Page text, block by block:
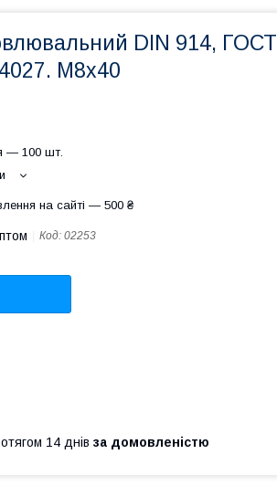
DIN 914, ГОСТ
М8х40
— 100 шт.
на сайті — 500 ₴
Код: 02253
14 днів за домовленістю